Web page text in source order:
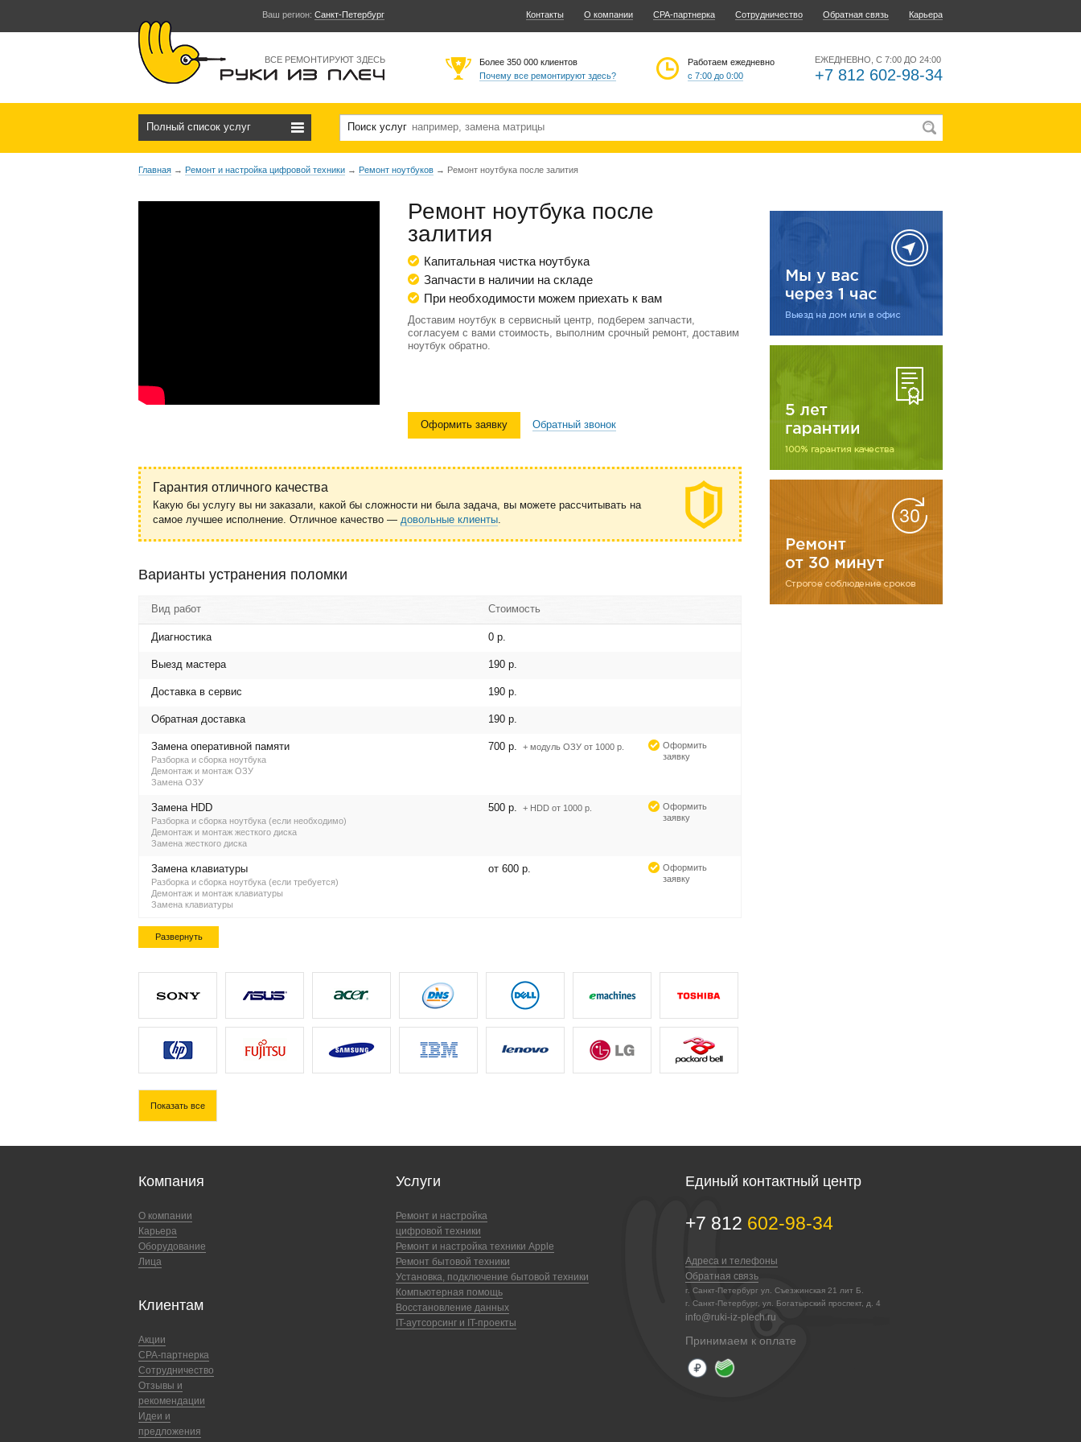
Ваш регион: Санкт-Петербург Контакты О компании CPA-партнерка Сотрудничество Обратная связь Карьера
ВСЕ РЕМОНТИРУЮТ ЗДЕСЬ ЕЖЕДНЕВНО, С 7:00 ДО 24:00
+7 812 602-98-34
Работаем ежедневно
с 7:00 до 0:00
Более 350 000 клиентов
Почему все ремонтируют здесь?
Полный список услуг Поиск услуг
Главная → Ремонт и настройка цифровой техники → Ремонт ноутбуков → Ремонт ноутбука после залития
Ремонт ноутбука после
залития
Капитальная чистка ноутбука
Запчасти в наличии на складе
При необходимости можем приехать к вам
Доставим ноутбук в сервисный центр, подберем запчасти,
согласуем с вами стоимость, выполним срочный ремонт, доставим
ноутбук обратно.
Оформить заявку Обратный звонок
Гарантия отличного качества
Какую бы услугу вы ни заказали, какой бы сложности ни была задача, вы можете рассчитывать на
самое лучшее исполнение. Отличное качество — довольные клиенты.
Варианты устранения поломки
Вид работ Стоимость
Диагностика 0 р.
Выезд мастера 190 р.
Доставка в сервис 190 р.
Обратная доставка 190 р.
Замена оперативной памяти
Разборка и сборка ноутбука
Демонтаж и монтаж ОЗУ
Замена ОЗУ
700 р. + модуль ОЗУ от 1000 р.
Оформить
заявку
Замена HDD
Разборка и сборка ноутбука (если необходимо)
Демонтаж и монтаж жесткого диска
Замена жесткого диска
500 р. + HDD от 1000 р.
Оформить
заявку
Замена клавиатуры
Разборка и сборка ноутбука (если требуется)
Демонтаж и монтаж клавиатуры
Замена клавиатуры
от 600 р.
Оформить
заявку
Развернуть
Показать все
Компания
О компании
Карьера
Оборудование
Лица
Клиентам
Акции
CPA-партнерка
Сотрудничество
Отзывы и
рекомендации
Идеи и
предложения
Услуги
Ремонт и настройка
цифровой техники
Ремонт и настройка техники Apple
Ремонт бытовой техники
Установка, подключение бытовой техники
Компьютерная помощь
Восстановление данных
IT-аутсорсинг и IT-проекты
Единый контактный центр
+7 812 602-98-34
Адреса и телефоны
Обратная связь
г. Санкт-Петербург ул. Съезжинская 21 лит Б.
г. Санкт-Петербург, ул. Богатырский проспект, д. 4
info@ruki-iz-plech.ru
Принимаем к оплате